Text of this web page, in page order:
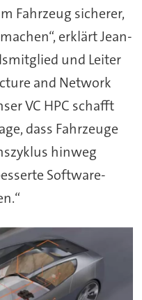
Fahrzeug sicherer,
erklärt Jean-
und Leiter
and Network
VC HPC schafft
dass Fahrzeuge
hinweg
Software-